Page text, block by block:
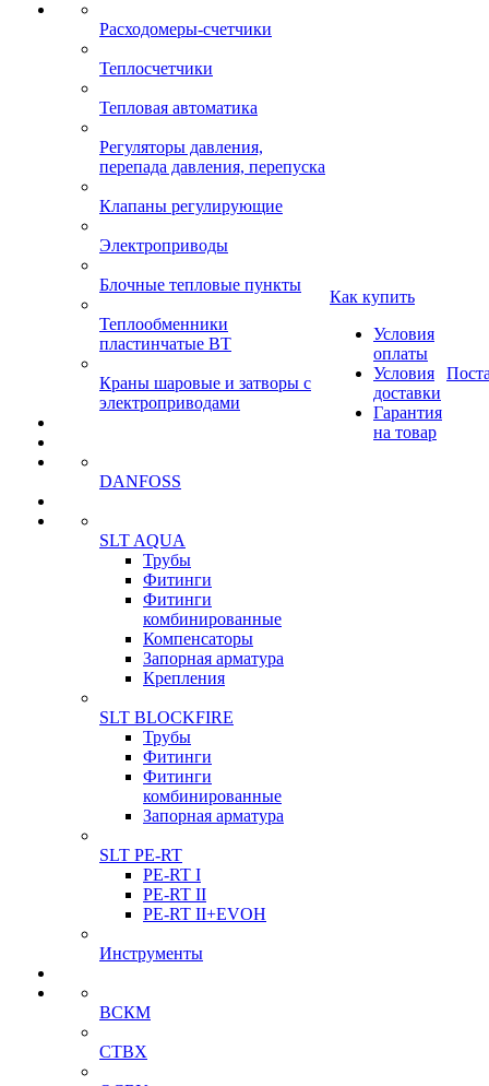
Расходомеры-счетчики
Теплосчетчики
Тепловая автоматика
Регуляторы давления,
перепада давления, перепуска
Клапаны регулирующие
Электроприводы
Блочные тепловые пункты
Теплообменники
пластинчатые ВТ
Краны шаровые и затворы с
электроприводами
DANFOSS
SLT AQUA
Трубы
Фитинги
Фитинги
комбинированные
Компенсаторы
Запорная арматура
Крепления
SLT BLOCKFIRE
Трубы
Фитинги
Фитинги
комбинированные
Запорная арматура
SLT PE-RT
PE-RT I
PE-RT II
PE-RT II+EVOH
Инструменты
ВСКМ
СТВХ
Как купить
Условия
оплаты
Условия
доставки
Гарантия
на товар